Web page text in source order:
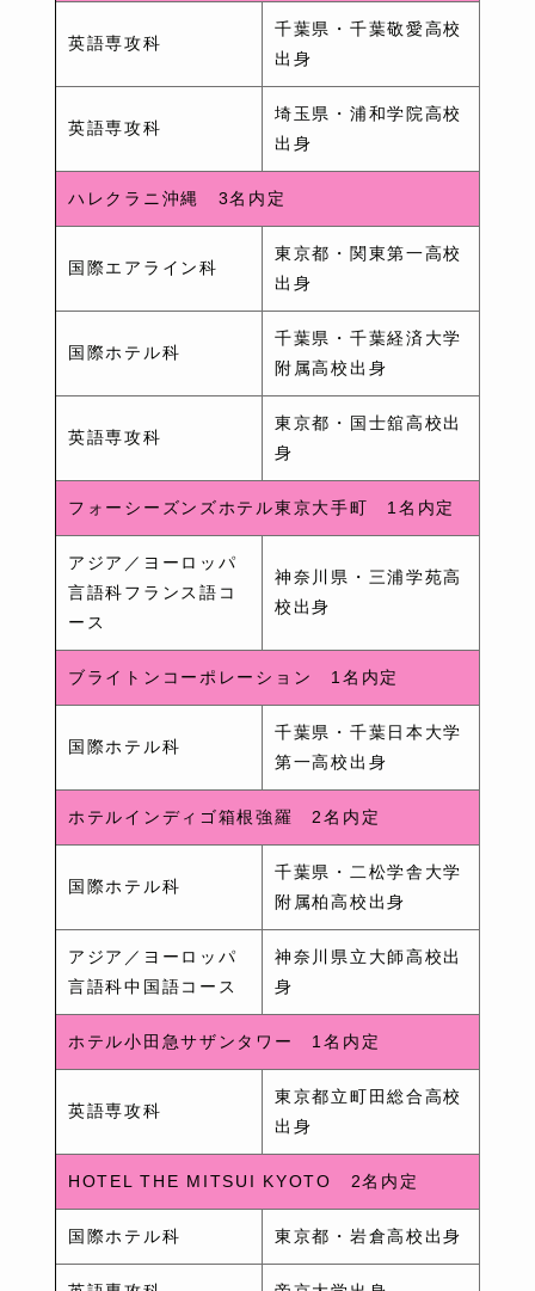
英語専攻科
千葉県・千葉敬愛高校
出身
英語専攻科
埼玉県・浦和学院高校
出身
ハレクラニ沖縄 3名内定
国際エアライン科
東京都・関東第一高校
出身
国際ホテル科
千葉県・千葉経済大学
附属高校出身
英語専攻科
東京都・国士舘高校出
身
フォーシーズンズホテル東京大手町 1名内定
アジア／ヨーロッパ
言語科フランス語コ
ース
神奈川県・三浦学苑高
校出身
ブライトンコーポレーション 1名内定
国際ホテル科
千葉県・千葉日本大学
第一高校出身
ホテルインディゴ箱根強羅 2名内定
国際ホテル科
千葉県・二松学舎大学
附属柏高校出身
アジア／ヨーロッパ
言語科中国語コース
神奈川県立大師高校出
身
ホテル小田急サザンタワー 1名内定
英語専攻科
東京都立町田総合高校
出身
HOTEL THE MITSUI KYOTO 2名内定
国際ホテル科 東京都・岩倉高校出身